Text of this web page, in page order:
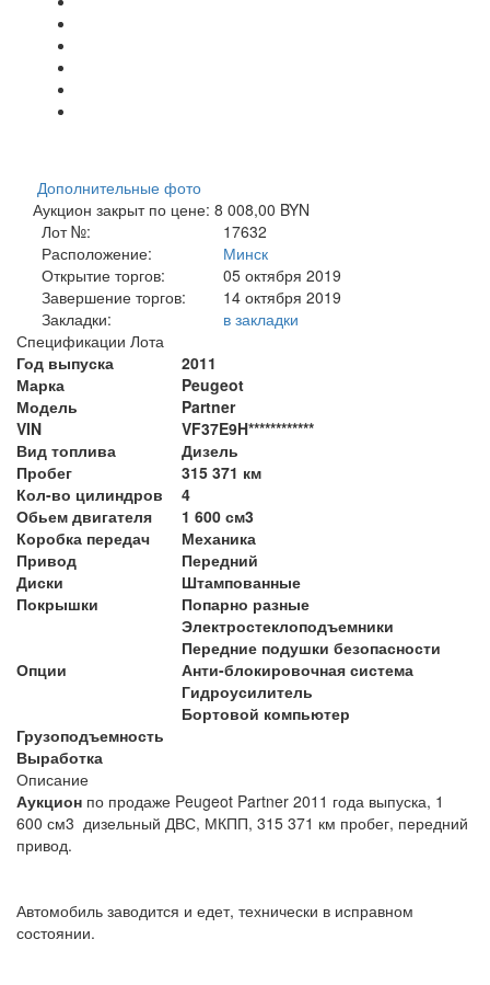
Дополнительные фото
Аукцион закрыт по цене: 8 008,00 BYN
Лот №:
17632
Расположение:
Минск
Открытие торгов:
05 октября 2019
Завершение торгов:
14 октября 2019
Закладки:
в закладки
Спецификации Лота
Год выпуска
2011
Марка
Peugeot
Модель
Partner
VIN
VF37E9H************
Вид топлива
Дизель
Пробег
315 371 км
Кол-во цилиндров
4
Обьем двигателя
1 600 см3
Коробка передач
Механика
Привод
Передний
Диски
Штампованные
Покрышки
Попарно разные
Опции
Электростеклоподъемники
Передние подушки безопасности
Анти-блокировочная система
Гидроусилитель
Бортовой компьютер
Грузоподъемность
Выработка
Описание
Аукцион по продаже Peugeot Partner 2011 года выпуска, 1
600 см3 дизельный ДВС, МКПП, 315 371 км пробег, передний
привод.
Автомобиль заводится и едет, технически в исправном
состоянии.